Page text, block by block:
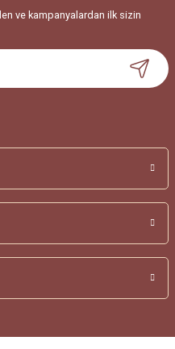
ve kampanyalardan ilk sizin